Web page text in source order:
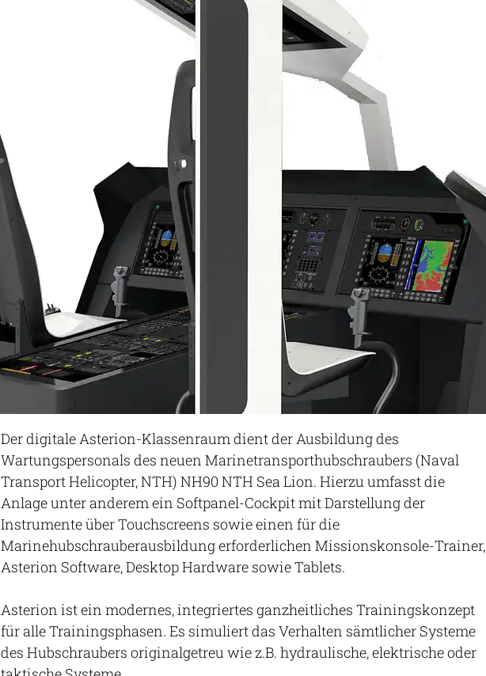
Der digitale Asterion-Klassenraum dient der Ausbildung des
Wartungspersonals des neuen Marinetransporthubschraubers (Naval
Transport Helicopter, NTH) NH90 NTH Sea Lion. Hierzu umfasst die
Anlage unter anderem ein Softpanel-Cockpit mit Darstellung der
Instrumente über Touchscreens sowie einen für die
Marinehubschrauberausbildung erforderlichen Missionskonsole-Trainer,
Asterion Software, Desktop Hardware sowie Tablets.
Asterion ist ein modernes, integriertes ganzheitliches Trainingskonzept
für alle Trainingsphasen. Es simuliert das Verhalten sämtlicher Systeme
des Hubschraubers originalgetreu wie z.B. hydraulische, elektrische oder